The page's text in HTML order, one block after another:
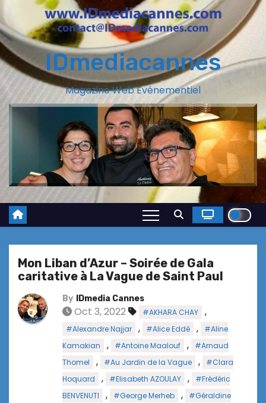
IDmediacannes
Magazine Web Evénementiel
Mon Liban d’Azur – Soirée de Gala
caritative à La Vague de Saint Paul
By IDmedia Cannes
Oct 3, 2022 #AKHARA CHAY ,
#Alexandre Najjar , #Alice Eddé ,
#Aline
Kamakian
, #Antoine Maalouf ,
#Arnaud
Thomel
, #Au Jardin de la Vague ,
#Clara
Hoquard
, #Elisabeth AZOULAY ,
#Frédéric
BENVENUTI
, #George Merheb ,
#Géraldine